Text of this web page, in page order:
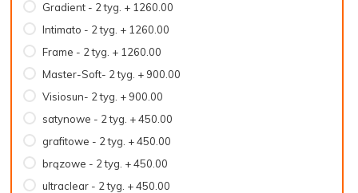
Gradient - 2 tyg. + 1260.00
Intimato - 2 tyg. + 1260.00
Frame - 2 tyg. + 1260.00
Master-Soft- 2 tyg. + 900.00
Visiosun- 2 tyg. + 900.00
satynowe - 2 tyg. + 450.00
grafitowe - 2 tyg. + 450.00
brązowe - 2 tyg. + 450.00
ultraclear - 2 tyg. + 450.00